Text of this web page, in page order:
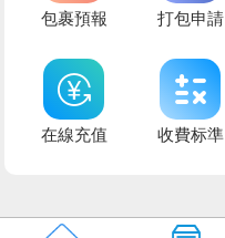
包裹預報 打包申請
在線充值 收費标準